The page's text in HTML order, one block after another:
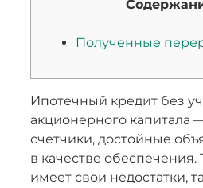
Полученные
Ипотечный кредит без
акционерного капитала
счетчики, достойные
в качестве обеспечения.
имеет свои недостатки,